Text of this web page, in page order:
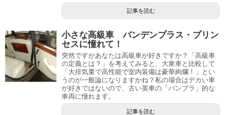
記事を読む
小さな高級車 バンデンプラス・プリン
セスに憧れて！
突然ですがあなたは高級車が好きですか？「高級車
の定義とは？」を考えてみると、大衆車と比較して
「大排気量で高性能で室内装備は豪華絢爛！」とい
うのが一般論になりますかね？私の場合はデカい車
が好きではないので、古い英車の「バンプラ」的な
車両に憧れます。
記事を読む